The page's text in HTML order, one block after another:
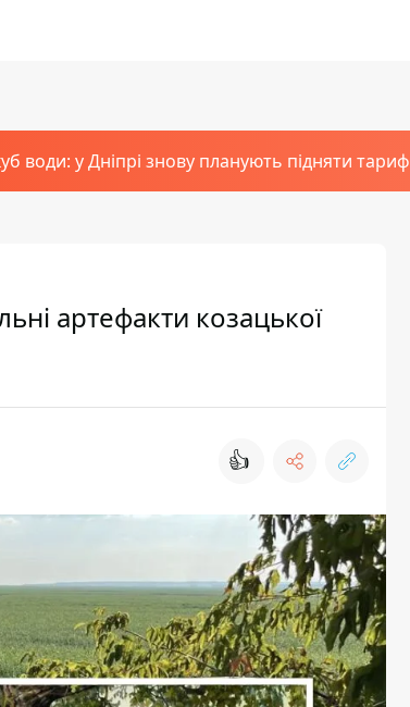
води: у Дніпрі знову планують підняти тариф
артефакти козацької
👍